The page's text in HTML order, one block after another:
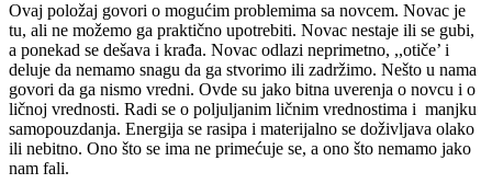
Ovaj položaj govori o mogućim problemima sa novcem. Novac je
tu, ali ne možemo ga praktično upotrebiti. Novac nestaje ili se gubi,
a ponekad se dešava i krađa. Novac odlazi neprimetno, ,,otiče’ i
deluje da nemamo snagu da ga stvorimo ili zadržimo. Nešto u nama
govori da ga nismo vredni. Ovde su jako bitna uverenja o novcu i o
ličnoj vrednosti. Radi se o poljuljanim ličnim vrednostima i manjku
samopouzdanja. Energija se rasipa i materijalno se doživljava olako
ili nebitno. Ono što se ima ne primećuje se, a ono što nemamo jako
nam fali.